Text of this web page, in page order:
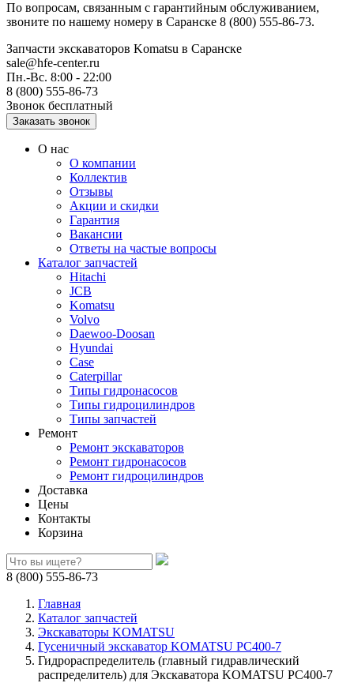
По вопросам, связанным с гарантийным обслуживанием,
звоните по нашему номеру в Саранске 8 (800) 555-86-73.
Запчасти экскаваторов Komatsu в Саранске
sale@hfe-center.ru
Пн.-Вс. 8:00 - 22:00
8 (800) 555-86-73
Звонок бесплатный
О нас
О компании
Коллектив
Отзывы
Акции и скидки
Гарантия
Вакансии
Ответы на частые вопросы
Каталог запчастей
Hitachi
JCB
Komatsu
Volvo
Daewoo-Doosan
Hyundai
Case
Caterpillar
Типы гидронасосов
Типы гидроцилиндров
Типы запчастей
Ремонт
Ремонт экскаваторов
Ремонт гидронасосов
Ремонт гидроцилиндров
Доставка
Цены
Контакты
Корзина
8 (800) 555-86-73
Главная
Каталог запчастей
Экскаваторы KOMATSU
Гусеничный экскаватор KOMATSU PC400-7
Гидрораспределитель (главный гидравлический
распределитель) для Экскаватора KOMATSU PC400-7